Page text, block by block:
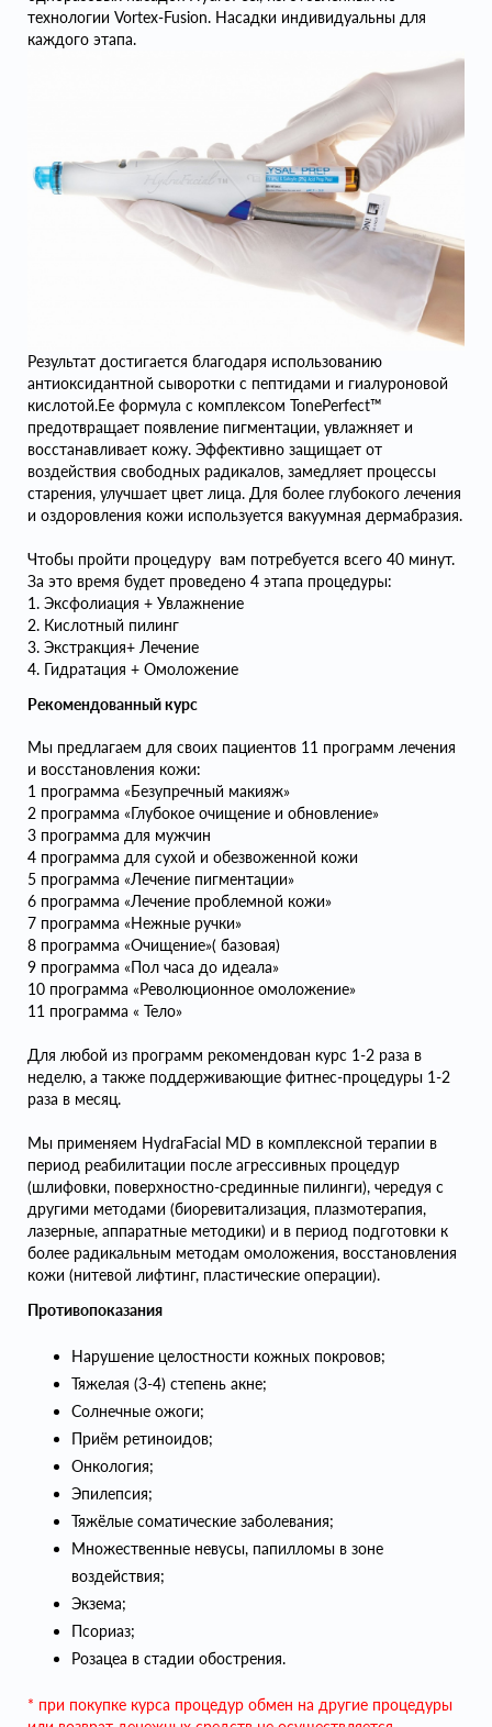
технологии Vortex-Fusion. Насадки индивидуальны для
каждого этапа.
Результат достигается благодаря использованию
антиоксидантной сыворотки с пептидами и гиалуроновой
кислотой.Ее формула с комплексом TonePerfect™
предотвращает появление пигментации, увлажняет и
восстанавливает кожу. Эффективно защищает от
воздействия свободных радикалов, замедляет процессы
старения, улучшает цвет лица. Для более глубокого лечения
и оздоровления кожи используется вакуумная дермабразия.
Чтобы пройти процедуру вам потребуется всего 40 минут.
За это время будет проведено 4 этапа процедуры:
1. Эксфолиация + Увлажнение
2. Кислотный пилинг
3. Экстракция+ Лечение
4. Гидратация + Омоложение
Рекомендованный курс
Мы предлагаем для своих пациентов 11 программ лечения
и восстановления кожи:
1 программа «Безупречный макияж»
2 программа «Глубокое очищение и обновление»
3 программа для мужчин
4 программа для сухой и обезвоженной кожи
5 программа «Лечение пигментации»
6 программа «Лечение проблемной кожи»
7 программа «Нежные ручки»
8 программа «Очищение»( базовая)
9 программа «Пол часа до идеала»
10 программа «Революционное омоложение»
11 программа « Тело»
Для любой из программ рекомендован курс 1-2 раза в
неделю, а также поддерживающие фитнес-процедуры 1-2
раза в месяц.
Мы применяем HydraFacial MD в комплексной терапии в
период реабилитации после агрессивных процедур
(шлифовки, поверхностно-срединные пилинги), чередуя с
другими методами (биоревитализация, плазмотерапия,
лазерные, аппаратные методики) и в период подготовки к
более радикальным методам омоложения, восстановления
кожи (нитевой лифтинг, пластические операции).
Противопоказания
Нарушение целостности кожных покровов;
Тяжелая (3-4) степень акне;
Солнечные ожоги;
Приём ретиноидов;
Онкология;
Эпилепсия;
Тяжёлые соматические заболевания;
Множественные невусы, папилломы в зоне
воздействия;
Экзема;
Псориаз;
Розацеа в стадии обострения.
* при покупке курса процедур обмен на другие процедуры